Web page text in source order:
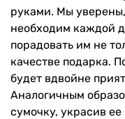
руками. Мы
необходим каждой
порадовать им не
качестве подарка.
будет вдвойне
Аналогичным
сумочку, украсив